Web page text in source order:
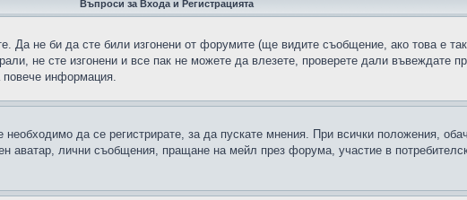
Въпроси за Входа и Регистрацията
Да не би да сте били изгонени от форумите (ще видите съобщение, ако това е
не сте изгонени и все пак не можете да влезете, проверете дали въвеждате
повече информация.
да се регистрирате, за да пускате мнения. При всички положения,
аватар, лични съобщения, пращане на мейл през форума, участие в